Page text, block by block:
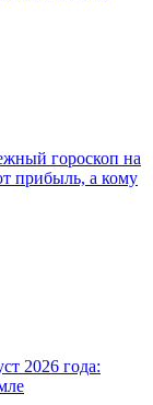
гороскоп на
прибыль, а кому
2026 года: